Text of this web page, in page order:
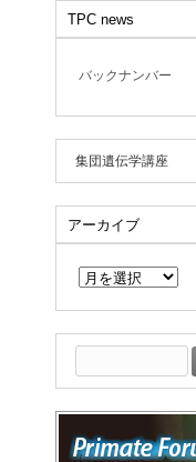
TPC news
バックナンバー
集団遺伝学講座
アーカイブ
イ
ブ
索: